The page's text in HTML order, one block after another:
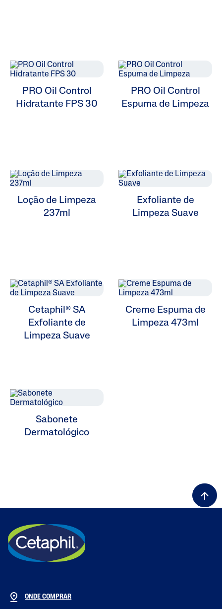
ALL FILTERS
Hidratantes
Linha Profissional
PRO Oil Control
Hidratante FPS 30
PRO Oil Control
Espuma de Limpeza
Loção de Limpeza
237ml
Exfoliante de
Limpeza Suave
Cetaphil® SA
Exfoliante de
Limpeza Suave
Creme Espuma de
Limpeza 473ml
Sabonete
Dermatológico
ONDE COMPRAR